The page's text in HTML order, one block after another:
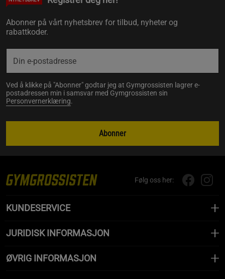
Abonner på vårt nyhetsbrev for tilbud, nyheter og
rabattkoder.
Ved å klikke på "Abonner" godtar jeg at Gymgrossisten lagrer e-
postadressen min i samsvar med Gymgrossisten sin
Personvernerklæring.
Abonner
Følg oss her:
KUNDESERVICE
JURIDISK INFORMASJON
ØVRIG INFORMASJON